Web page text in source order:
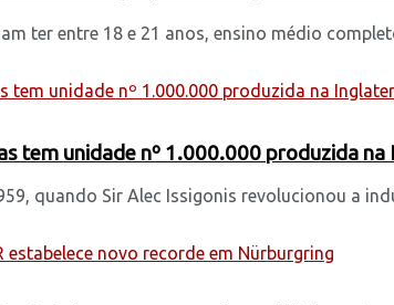
ter entre 18 e 21 anos, ensino médio
tem unidade nº 1.000.000 produzida na
quando Sir Alec Issigonis revolucionou a